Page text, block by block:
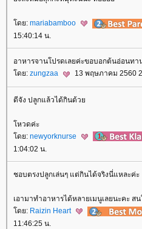
ดย: mariabamboo
15:40:14 น.
อาหารจานโปรดเลยค่ะขอบอกต้นอ่อนท
ดย: zungzaa 13 พฤษภาคม 2560
ดีจัง ปลูกแล้วได้กินด้ว
หวดค่ะ
ดย: newyorknurse
1:04:02 น.
ชอบตรงปลูกเล่นๆ แต่กินได้จริงนี่แหละค่ะ
เอามาทำอาหารได้หลายเมนูเลยนะคะ
ดย: Raizin Heart
11:46:25 น.